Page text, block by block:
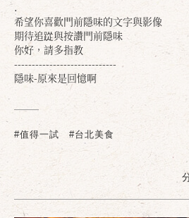
.
希望你喜歡門前隱味的文字與影像
期待追踨與按讚門前隱味
你好，請多指教
-----------------------------
隱味-原來是回憶啊
#值得一試 #台北美食